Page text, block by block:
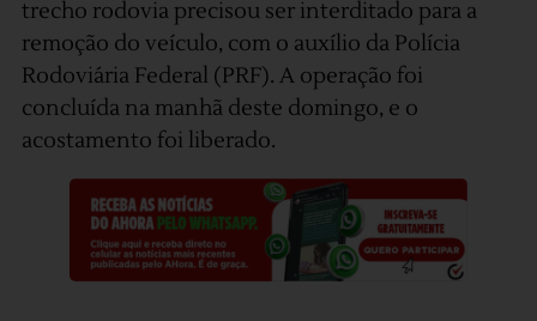
trecho rodovia precisou ser interditado para a
remoção do veículo, com o auxílio da Polícia
Rodoviária Federal (PRF). A operação foi
concluída na manhã deste domingo, e o
acostamento foi liberado.